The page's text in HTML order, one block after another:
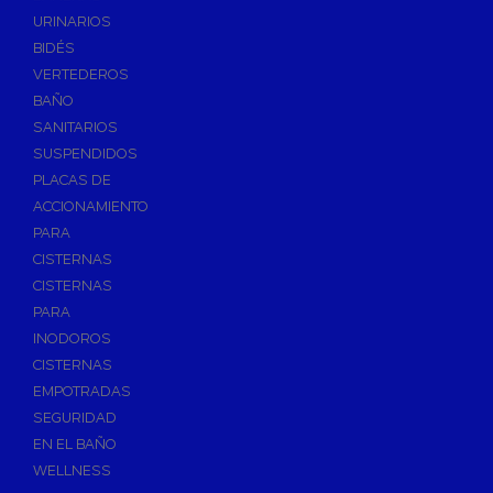
Válvulas de Esfera
Válvulas de Escuadra y Lavadora
Válvulas Reductoras de Presión
Válvulas de Retención
Electroválvulas
Válvulas de Compuerta
Válvulas de Contadores
Llaves de Paso
Accesorios de Valvulería
Calderines
Herramientas y Vestuario
Adhesivos Instantaneos
Selladores y Masillas
URINARIOS
BIDÉS
VERTEDEROS
BAÑO
SANITARIOS
SUSPENDIDOS
PLACAS DE
ACCIONAMIENTO
PARA
CISTERNAS
CISTERNAS
PARA
INODOROS
CISTERNAS
EMPOTRADAS
SEGURIDAD
EN EL BAÑO
WELLNESS